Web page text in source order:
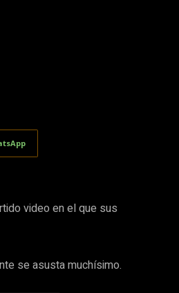
video en el que sus
se asusta muchísimo.